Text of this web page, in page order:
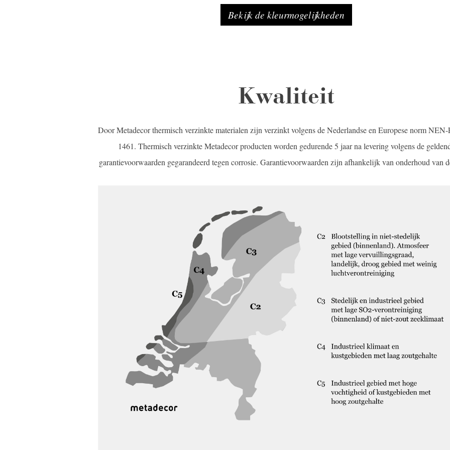
Bekijk de kleurmogelijkheden
Kwaliteit
Door Metadecor thermisch verzinkte materialen zijn verzinkt volgens de Nederlandse en Europese norm
1461. Thermisch verzinkte Metadecor producten worden gedurende 5 jaar na levering volgens de
garantievoorwaarden gegarandeerd tegen corrosie. Garantievoorwaarden zijn afhankelijk van onderhoud van